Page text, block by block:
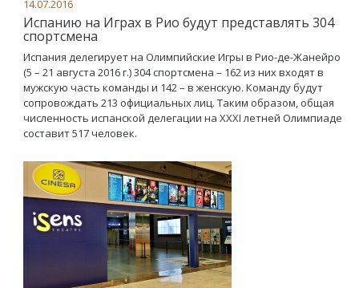
14.07.2016
Испанию на Играх в Рио будут представлять 304
спортсмена
Испания делегирует на Олимпийские Игры в Рио-де-Жанейро
(5 – 21 августа 2016 г.) 304 спортсмена – 162 из них входят в
мужскую часть команды и 142 – в женскую. Команду будут
сопровождать 213 официальных лиц. Таким образом, общая
численность испанской делегации на XXXI летней Олимпиаде
составит 517 человек.